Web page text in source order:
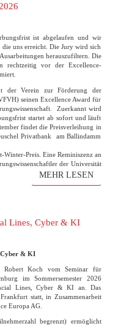
ist abgelaufen und wir
uns erreicht. Die Jury wird sich
herauszufiltern. Die
rechtzeitig vor der Excellence-
der Verein zur Förderung der
seinen Excellence Award für
Zuerkannt wird
startet ab sofort und läuft
findet die Preisverleihung in
Privatbank am Ballindamm
Preis. Eine Reminiszenz an
der Universität
immer auf die zahlreichen
MEHR LESEN
Lines, Cyber & KI
Cyber & KI
Koch vom Seminar für
im Sommersemester 2026
Lines, Cyber & KI an. Das
statt, in Zusammenarbeit
Europa AG.
begrenzt) ermöglicht